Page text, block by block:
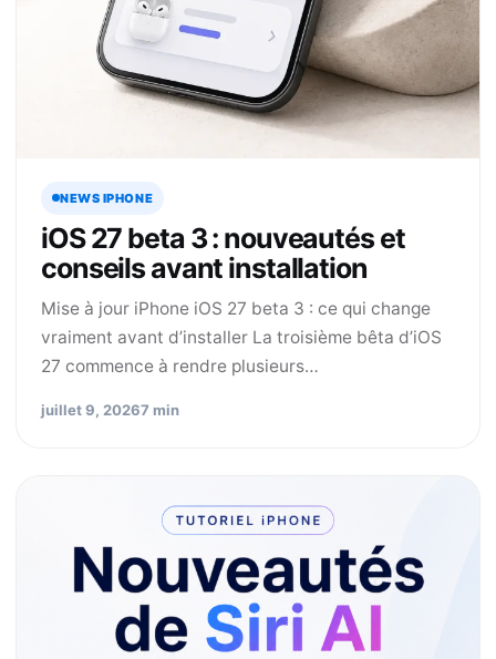
NEWS IPHONE
iOS 27 beta 3 : nouveautés et
conseils avant installation
Mise à jour iPhone iOS 27 beta 3 : ce qui change
vraiment avant d’installer La troisième bêta d’iOS
27 commence à rendre plusieurs…
juillet 9, 20267 min